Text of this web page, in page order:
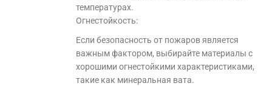
температурах.
Огнестойкость:
Если безопасность от пожаров является
важным фактором, выбирайте материалы с
хорошими огнестойкими характеристиками,
такие как минеральная вата.